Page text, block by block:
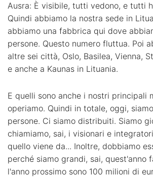
Ausra: È visibile, tutti vedono, e tutti
Quindi abbiamo la nostra sede in
abbiamo una fabbrica qui dove
persone. Questo numero fluttua. Poi
altre sei città, Oslo, Basilea, Vienna,
e anche a Kaunas in Lituania.
E quelli sono anche i nostri principali
operiamo. Quindi in totale, oggi,
persone. Ci siamo distribuiti. Siamo
chiamiamo, sai, i visionari e
quello viene da... Inoltre, dobbiamo
perché siamo grandi, sai, quest'anno
l'anno prossimo sono 100 milioni di